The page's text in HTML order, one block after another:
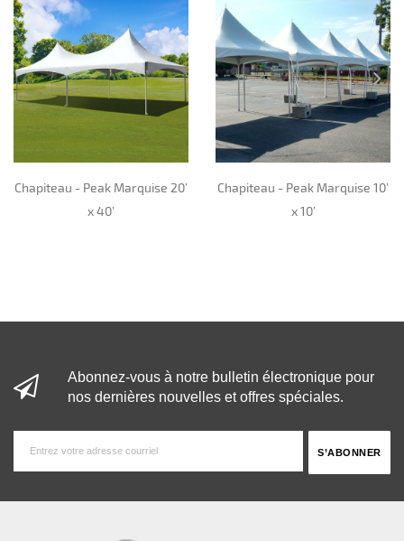
Chapiteau - Peak Marquise 20’
x 40’
Chapiteau - Peak Marquise 10’
x 10’
Abonnez-vous à notre bulletin électronique pour
nos dernières nouvelles et offres spéciales.